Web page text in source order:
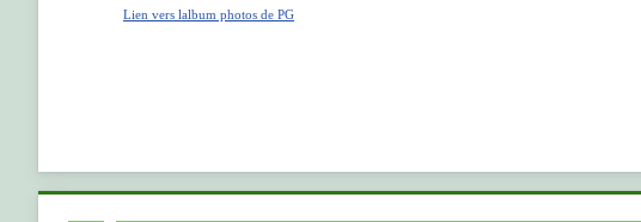
Lien vers lalbum photos de PG